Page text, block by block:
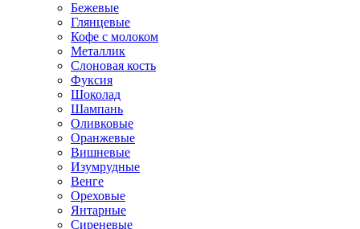
Бежевые
Глянцевые
Кофе с молоком
Металлик
Слоновая кость
Фуксия
Шоколад
Шампань
Оливковые
Оранжевые
Вишневые
Изумрудные
Венге
Ореховые
Янтарные
Сиреневые